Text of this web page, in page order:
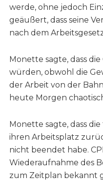
werde, ohne jedoch
geäußert, dass seine
nach dem
Monette sagte, dass
würden, obwohl die
der Arbeit von der
heute Morgen
Monette sagte, dass
ihren Arbeitsplatz
nicht beendet habe.
Wiederaufnahme des
zum Zeitplan bekannt